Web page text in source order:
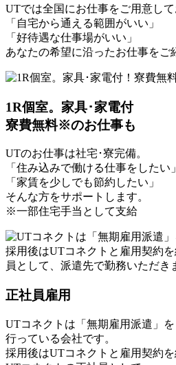
UTでは全国にお仕事をご用意して
「自宅から通える範囲がいい」
「好待遇な仕事場がいい」
あなたの希望に沿ったお仕事をご
1R個室。家具･家電付
寮費無料※のお仕事も
UTのお仕事は社宅･寮完備。
「住み込みで働ける仕事をしたい」
「家賃を少しでも節約したい」
そんな方をサポートします。
※一部住宅手当として支給
正社員雇用
UTコネクトは「 無期雇用派遣 」を
行っている会社です。
採用後はUTコネクトと雇用契約を